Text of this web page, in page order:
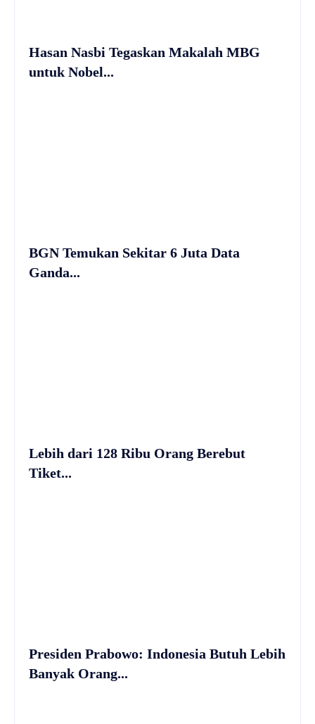
Hasan Nasbi Tegaskan Makalah MBG
untuk Nobel...
BGN Temukan Sekitar 6 Juta Data
Ganda...
Lebih dari 128 Ribu Orang Berebut
Tiket...
Presiden Prabowo: Indonesia Butuh Lebih
Banyak Orang...